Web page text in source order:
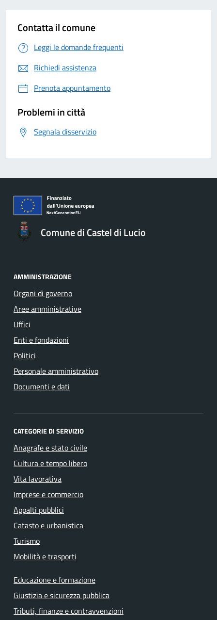
Contatta il comune
Leggi le domande frequenti
Richiedi assistenza
Prenota appuntamento
Problemi in città
Segnala disservizio
Comune di Castel di Lucio
AMMINISTRAZIONE
Organi di governo
Aree amministrative
Uffici
Enti e fondazioni
Politici
Personale amministrativo
Documenti e dati
CATEGORIE DI SERVIZIO
Anagrafe e stato civile
Cultura e tempo libero
Vita lavorativa
Imprese e commercio
Appalti pubblici
Catasto e urbanistica
Turismo
Mobilità e trasporti
Educazione e formazione
Giustizia e sicurezza pubblica
Tributi, finanze e contravvenzioni